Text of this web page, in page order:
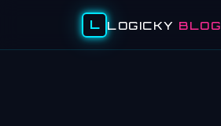
L LOGICKY BLOG